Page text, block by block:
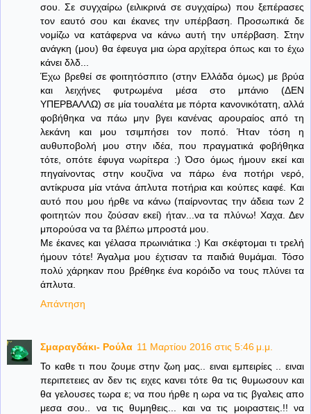
σου. Σε συγχαίρω (ειλικρινά σε συγχαίρω) που ξεπέρασες
τον εαυτό σου και έκανες την υπέρβαση. Προσωπικά δε
νομίζω να κατάφερνα να κάνω αυτή την υπέρβαση. Στην
ανάγκη (μου) θα έφευγα μια ώρα αρχίτερα όπως και το έχω
κάνει δλδ...
Έχω βρεθεί σε φοιτητόσπιτο (στην Ελλάδα όμως) με βρύα
και λειχήνες φυτρωμένα μέσα στο μπάνιο (ΔΕΝ
ΥΠΕΡΒΑΛΛΩ) σε μία τουαλέτα με πόρτα κανονικότατη, αλλά
φοβήθηκα να πάω μην βγει κανένας αρουραίος από τη
λεκάνη και μου τσιμπήσει τον ποπό. Ήταν τόση η
αυθυποβολή μου στην ιδέα, που πραγματικά φοβήθηκα
τότε, οπότε έφυγα νωρίτερα :) Όσο όμως ήμουν εκεί και
πηγαίνοντας στην κουζίνα να πάρω ένα ποτήρι νερό,
αντίκρυσα μία ντάνα άπλυτα ποτήρια και κούπες καφέ. Και
αυτό που μου ήρθε να κάνω (παίρνοντας την άδεια των 2
φοιτητών που ζούσαν εκεί) ήταν...να τα πλύνω! Χαχα. Δεν
μπορούσα να τα βλέπω μπροστά μου.
Με έκανες και γέλασα πρωινιάτικα :) Και σκέφτομαι τι τρελή
ήμουν τότε! Άγαλμα μου έχτισαν τα παιδιά θυμάμαι. Τόσο
πολύ χάρηκαν που βρέθηκε ένα κορόιδο να τους πλύνει τα
άπλυτα.
Απάντηση
Σμαραγδάκι- Ρούλα 11 Μαρτίου 2016 στις 5:46 μ.μ.
Το καθε τι που ζουμε στην ζωη μας.. ειναι εμπειρίες .. ειναι
περιπετειες αν δεν τις ειχες κανει τότε θα τις θυμωσουν και
θα γελουσες τωρα ε; να που ήρθε η ωρα να τις βγαλεις απο
μεσα σου.. να τις θυμηθεις... και να τις μοιραστεις.!! να